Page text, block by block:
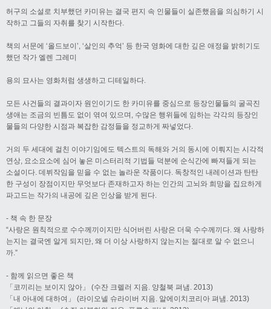
허구의 소설로 치부했던 카미유는 결국 편지 속 인물들이 실존했음을 의심하기 시
작하고 그들의 자취를 찾기 시작한다.
책의 서문에 ‘올드보이’, ‘살인의 추억’ 등 한국 영화에 대한 깊은 애정을 밝히기도
했던 작가 엘렌 그레미
용의 묘사는 영화처럼 생생하고 디테일하다.
모든 사건들의 결과이자 원인이기도 한 카미유를 중심으로 등장인물들의 굴곡진
생애는 조금의 빈틈도 없이 엮여 있으며, 수많은 행위들에 임하는 각각의 등장인
물들의 다양한 시점과 복잡한 감정들을 정교하게 짜넣었다.
거의 두 세대에 걸친 이야기임에도 텍스트의 독해와 거의 동시에 이뤄지는 시각적
연상, 요소요소에 심어 놓은 미스터리적 기법들 덕분에 순식간에 빠져들게 되는
소설이다. 데뷔작임을 믿을 수 없는 놀라운 작품이다. 독창적인 내레이션과 탄탄
한 구성이 장점이지만 무엇보다 존재하고자 하는 인간의 고뇌와 희망을 집요하게
파고드는 작가의 내공에 깊은 인상을 받게 된다.
- 책 속 한 문장
“사랑은 원칙적으로 수수께끼이지만 식어버린 사랑은 더욱 수수께끼다. 왜 사랑하
는지는 결국엔 알게 되지만, 왜 더 이상 사랑하지 않는지는 절대로 알 수 없으니
까.”
- 함께 읽으면 좋은 책
「코끼리는 보이지 않아」 (수잔 크렐러 지음. 양철북 펴냄. 2013)
「내 아내에 대하여」 (라이오넬 슈라이버 지음. 알에이치코리아 펴냄. 2013)